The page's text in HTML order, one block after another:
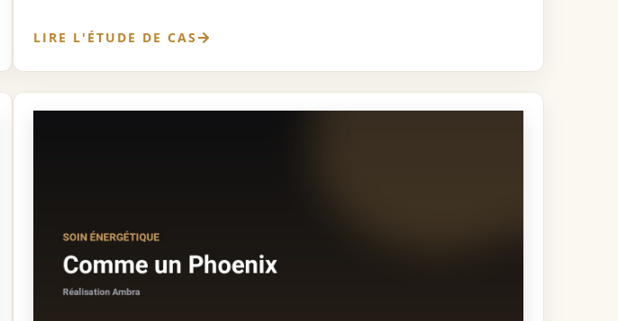
LIRE L'ÉTUDE DE CAS